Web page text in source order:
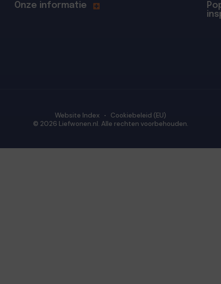
Onze informatie
© 2026 Liefwonen.nl. Alle rechten voorbehouden.
Website Index Cookiebeleid (EU)